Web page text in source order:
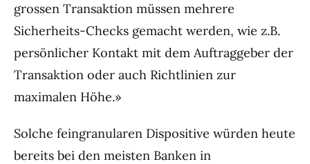
grossen Transaktion müssen mehrere
Sicherheits-Checks gemacht werden, wie z.B.
persönlicher Kontakt mit dem Auftraggeber der
Transaktion oder auch Richtlinien zur
maximalen Höhe.»
Solche feingranularen Dispositive würden heute
bereits bei den meisten Banken in